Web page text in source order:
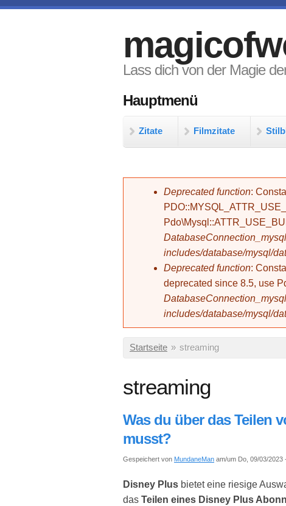
Lass dich von der Magie
Hauptmenü
Zitate Filmzitate
Fehlermeldung
Deprecated function:
includes/database/mysql/
Deprecated function:
deprecated since 8.5, use
includes/database/mysql/
Sie sind hier
Startseite » streaming
streaming
Was du über das Teilen
musst?
Gespeichert von MundaneMan am/um Do, 09/03/2023
Disney Plus bietet eine riesige
das Teilen eines Disney Plus